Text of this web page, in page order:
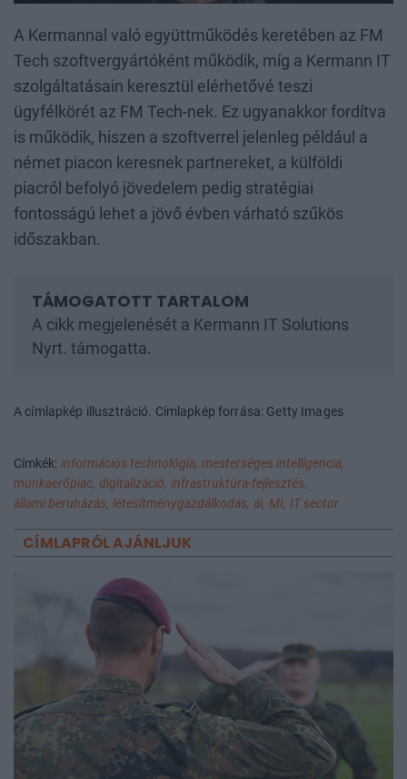
A Kermannal való együttműködés keretében az FM
Tech szoftvergyártóként működik, míg a Kermann IT
szolgáltatásain keresztül elérhetővé teszi
ügyfélkörét az FM Tech-nek. Ez ugyanakkor fordítva
is működik, hiszen a szoftverrel jelenleg például a
német piacon keresnek partnereket, a külföldi
piacról befolyó jövedelem pedig stratégiai
fontosságú lehet a jövő évben várható szűkös
időszakban.
A cikk megjelenését a Kermann IT Solutions
Nyrt. támogatta.
A címlapkép illusztráció. Címlapkép forrása: Getty Images
Címkék: információs technológia, mesterséges intelligencia,
munkaerőpiac, digitalizáció, infrastruktúra-fejlesztés,
állami beruházás, létesítménygazdálkodás, ai, MI, IT sector
CÍMLAPRÓL AJÁNLJUK